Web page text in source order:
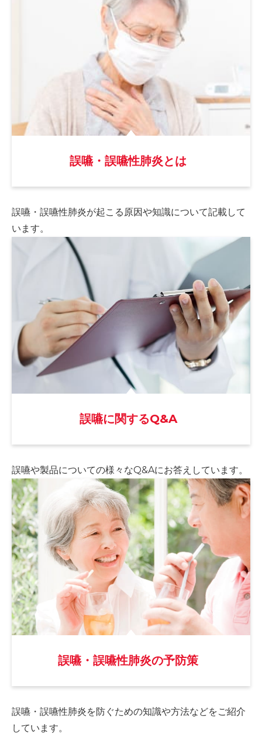
誤嚥・誤嚥性肺炎とは
誤嚥・誤嚥性肺炎が起こる原因や知識について記載して
います。
誤嚥に関するQ&A
誤嚥や製品についての様々なQ&Aにお答えしています。
誤嚥・誤嚥性肺炎の予防策
誤嚥・誤嚥性肺炎を防ぐための知識や方法などをご紹介
しています。